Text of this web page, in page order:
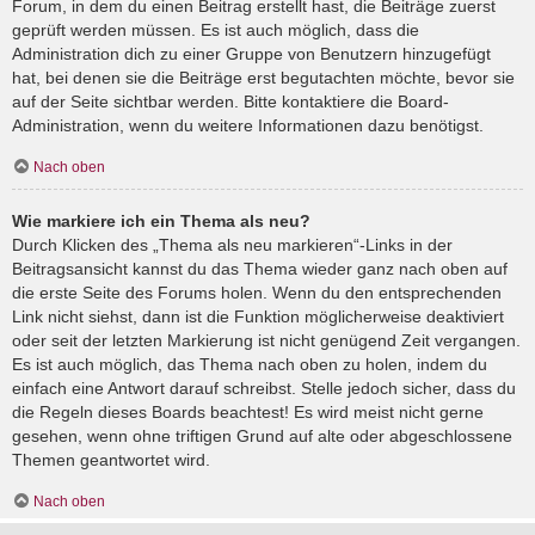
Forum, in dem du einen Beitrag erstellt hast, die Beiträge zuerst
geprüft werden müssen. Es ist auch möglich, dass die
Administration dich zu einer Gruppe von Benutzern hinzugefügt
hat, bei denen sie die Beiträge erst begutachten möchte, bevor sie
auf der Seite sichtbar werden. Bitte kontaktiere die Board-
Administration, wenn du weitere Informationen dazu benötigst.
Nach oben
Wie markiere ich ein Thema als neu?
Durch Klicken des „Thema als neu markieren“-Links in der
Beitragsansicht kannst du das Thema wieder ganz nach oben auf
die erste Seite des Forums holen. Wenn du den entsprechenden
Link nicht siehst, dann ist die Funktion möglicherweise deaktiviert
oder seit der letzten Markierung ist nicht genügend Zeit vergangen.
Es ist auch möglich, das Thema nach oben zu holen, indem du
einfach eine Antwort darauf schreibst. Stelle jedoch sicher, dass du
die Regeln dieses Boards beachtest! Es wird meist nicht gerne
gesehen, wenn ohne triftigen Grund auf alte oder abgeschlossene
Themen geantwortet wird.
Nach oben